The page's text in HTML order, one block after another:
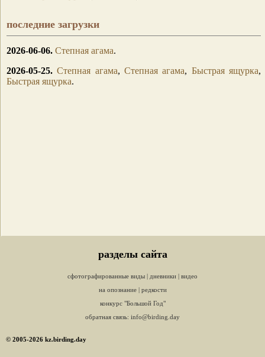
последние загрузки
2026-06-06. Степная агама.
2026-05-25. Степная агама,Степная агама, Быстрая ящурка,
Быстрая ящурка.
разделы сайта
сфотографированные виды | дневники | видео
на опознание | редкости
конкурс "Большой Год"
обратная связь: info@birding.day
© 2005-2026 kz.birding.day